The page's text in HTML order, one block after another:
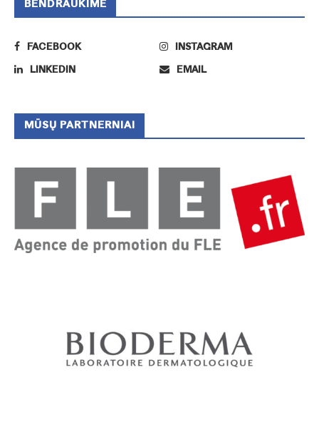
BENDRAUKIME
FACEBOOK INSTAGRAM
LINKEDIN EMAIL
MŪSŲ PARTNERNIAI